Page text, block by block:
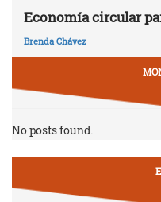
Economía circular
Brenda Chávez
No posts found.